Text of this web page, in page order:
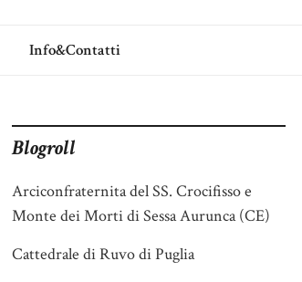
Info&Contatti
Blogroll
Arciconfraternita del SS. Crocifisso e
Monte dei Morti di Sessa Aurunca (CE)
Cattedrale di Ruvo di Puglia